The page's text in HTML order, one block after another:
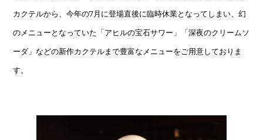
カクテルから、今年の7月に登場直後に臨時休業となってしまい、幻
のメニューとなっていた「アヒルの宝石サワー」「深夜のクリームソ
ーダ」などの新作カクテルまで豊富なメニューをご用意しておりま
す。